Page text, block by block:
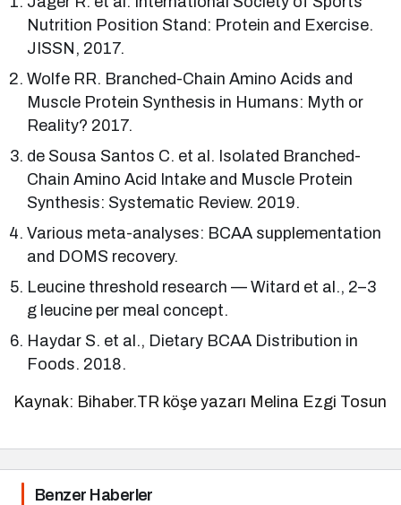
Nutrition Position Stand: Protein and Exercise.
JISSN, 2017.
Wolfe RR. Branched-Chain Amino Acids and
Muscle Protein Synthesis in Humans: Myth or
Reality? 2017.
de Sousa Santos C. et al. Isolated Branched-
Chain Amino Acid Intake and Muscle Protein
Synthesis: Systematic Review. 2019.
Various meta-analyses: BCAA supplementation
and DOMS recovery.
Leucine threshold research — Witard et al., 2–3
g leucine per meal concept.
Haydar S. et al., Dietary BCAA Distribution in
Foods. 2018.
Kaynak: Bihaber.TR köşe yazarı Melina Ezgi Tosun
Benzer Haberler